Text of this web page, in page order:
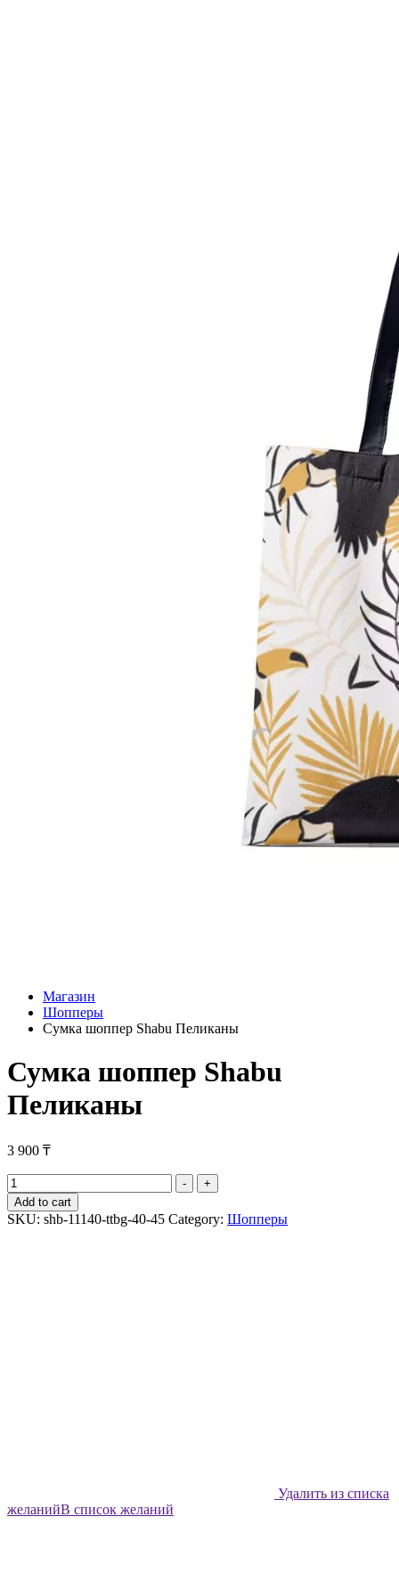
Магазин
Шопперы
Сумка шоппер Shabu Пеликаны
Сумка шоппер Shabu
Пеликаны
3 900 ₸
Сумка
шоппер
Shabu
Пеликаны
-
+
Add to cart
SKU: shb-11140-ttbg-40-45 Category: Шопперы
Удалить из списка
желанийВ список желаний